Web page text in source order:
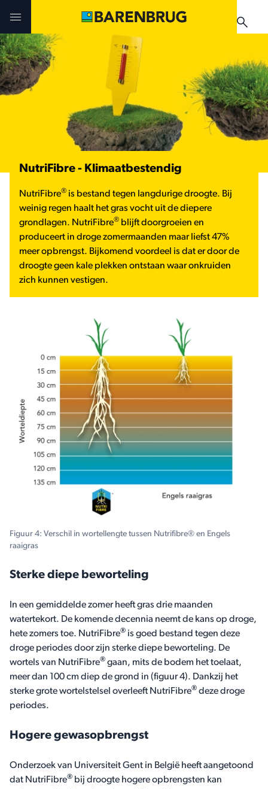
NutriFibre - Klimaatbestendig
NutriFibre® is bestand tegen langdurige droogte. Bij
weinig regen haalt het gras vocht uit de diepere
grondlagen. NutriFibre® blijft doorgroeien en
produceert in droge zomermaanden maar liefst 47%
meer opbrengst. Bijkomend voordeel is dat er door de
droogte geen kale plekken ontstaan waar onkruiden
zich kunnen vestigen.
Figuur 4: Verschil in wortellengte tussen Nutrifibre® en Engels
raaigras
Sterke diepe beworteling
In een gemiddelde zomer heeft gras drie maanden
watertekort. De komende decennia neemt de kans op droge,
hete zomers toe. NutriFibre® is goed bestand tegen deze
droge periodes door zijn sterke diepe beworteling. De
wortels van NutriFibre® gaan, mits de bodem het toelaat,
meer dan 100 cm diep de grond in (figuur 4). Dankzij het
sterke grote wortelstelsel overleeft NutriFibre® deze droge
periodes.
Hogere gewasopbrengst
Onderzoek van Universiteit Gent in België heeft aangetoond
dat NutriFibre® bij droogte hogere opbrengsten kan
Uitdagingen en oplossingen
Technologieën
Praktijkervaringen
Teelthandleidingen
Nieuws & Events
Verkooppunten
Uitdagingen en oplossingen
Technologieën
Verkooppunten
Nieuws & Events
Uitdagingen en oplossingen
Producten
Teelthandleidingen
Nieuws & Events
Verkooppunten